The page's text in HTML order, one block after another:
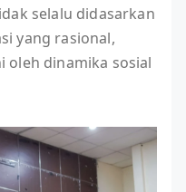
selalu didasarkan
yang rasional,
oleh dinamika sosial